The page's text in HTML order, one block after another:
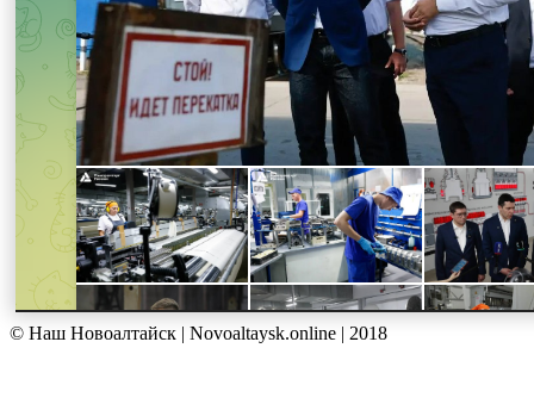
© Наш Новоалтайск | Novoaltaysk.online | 2018